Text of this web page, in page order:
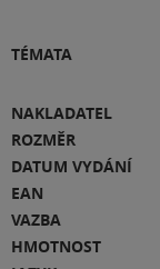
TÉMATA
NAKLADATEL
ROZMĚR
DATUM VYDÁNÍ
EAN
VAZBA
HMOTNOST